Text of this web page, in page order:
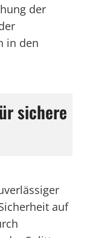
der
in den
sichere
auf